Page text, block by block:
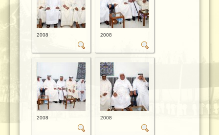
2008 2008
2008 2008